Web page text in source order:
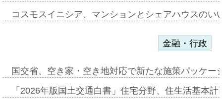
コスモスイニシア、マンションとシェアハウスの
金融・行政
国交省、空き家・空き地対応で新たな施策パッケ
「2026年版国土交通白書」住宅分野、住生活基本